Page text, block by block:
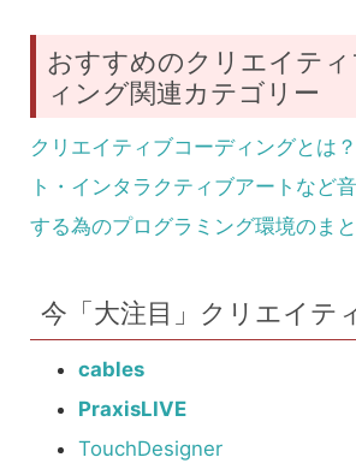
おすすめのクリエイテ
ィング関連カテゴリー
クリエイティブコーディングとは
ト・インタラクティブアートなど
する為のプログラミング環境のま
今「大注目」クリエイテ
cables
PraxisLIVE
TouchDesigner